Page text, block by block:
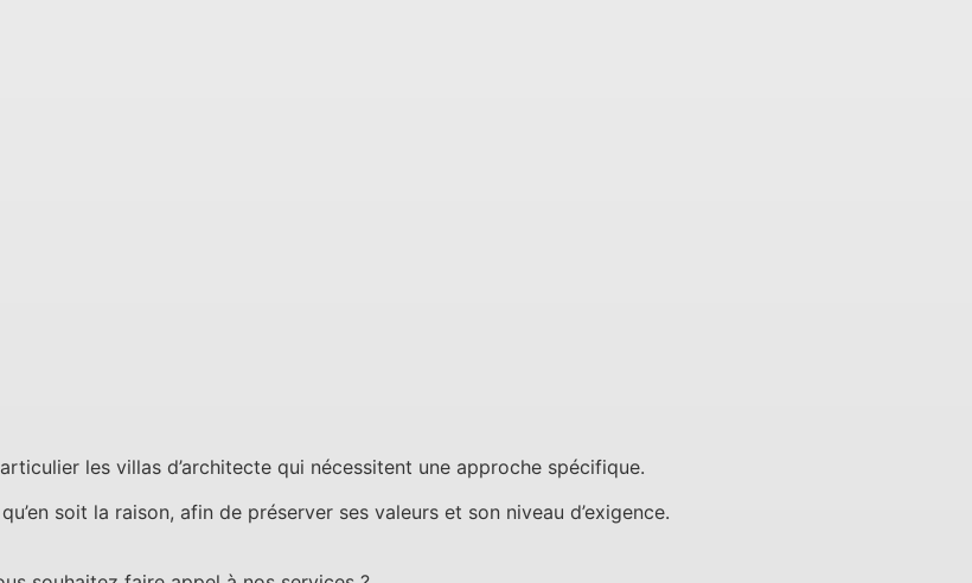
les villas d’architecte qui nécessitent une approche spécifique.
soit la raison, afin de préserver ses valeurs et son niveau d’exigence.